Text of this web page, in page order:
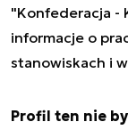
"Konfederacja -
informacje o
stanowiskach i
Profil ten nie